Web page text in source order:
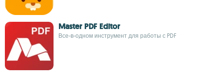
Master PDF Editor
Все-в-одном инструмент для работы с PDF